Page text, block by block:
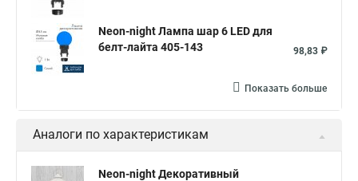
Neon-night Лампа шар 6 LED для
белт-лайта 405-143
98,83 ₽
Показать больше
Аналоги по характеристикам
Neon-night Декоративный